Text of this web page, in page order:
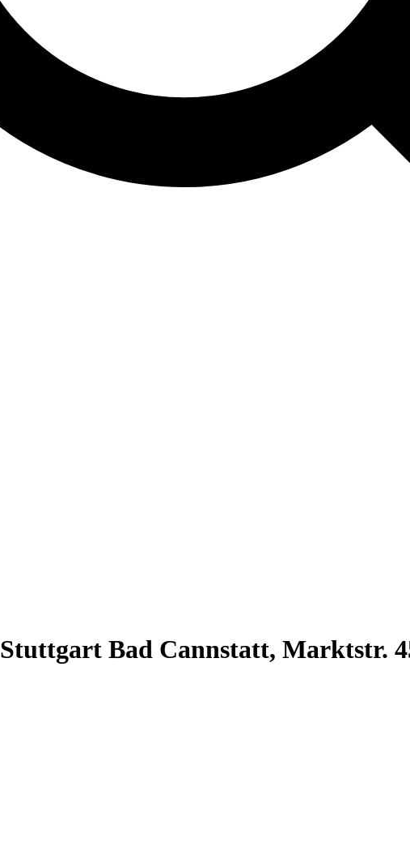
Bad Cannstatt, Marktstr.